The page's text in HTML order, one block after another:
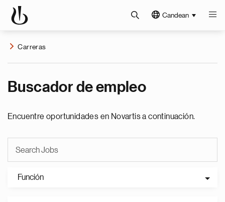
Candean
Carreras
Buscador de empleo
Encuentre oportunidades en Novartis a continuación.
Función